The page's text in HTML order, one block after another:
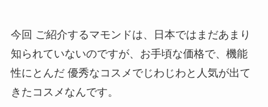
今回 ご紹介するマモンドは、日本ではまだあまり
知られていないのですが、お手頃な価格で、機能
性にとんだ 優秀なコスメでじわじわと人気が出て
きたコスメなんです。